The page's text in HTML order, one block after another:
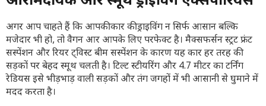
अगर आप चाहते हैं कि आपकी कार की ड्राइविंग न सिर्फ आसान बल्कि
मजेदार भी हो, तो वैगन आर आपके लिए परफेक्ट है। मैक्सफर्सन स्ट्रट फ्रंट
सस्पेंशन और रियर ट्विस्ट बीम सस्पेंशन के कारण यह कार हर तरह की
सड़कों पर बेहद स्मूथ चलती है। टिल्ट स्टीयरिंग और 4.7 मीटर का टर्निंग
रेडियस इसे भीड़भाड़ वाली सड़कों और तंग जगहों में भी आसानी से घुमाने में
मदद करता है।